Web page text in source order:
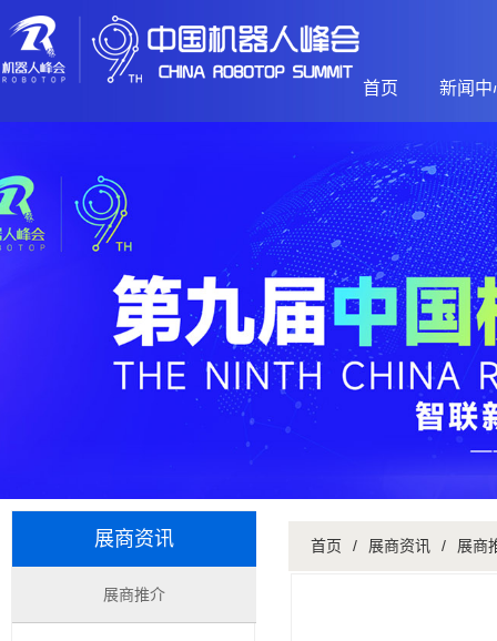
首页 新闻中
展商资讯
展商推介
首页 / 展商资讯 / 展商